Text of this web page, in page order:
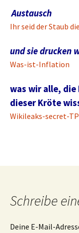
Austausch
Ihr seid der Staub
und sie drucken
Was-ist-Inflation
was wir alle, die
dieser Kröte
Wikileaks-secret-
Schreibe
Deine E-Mail-